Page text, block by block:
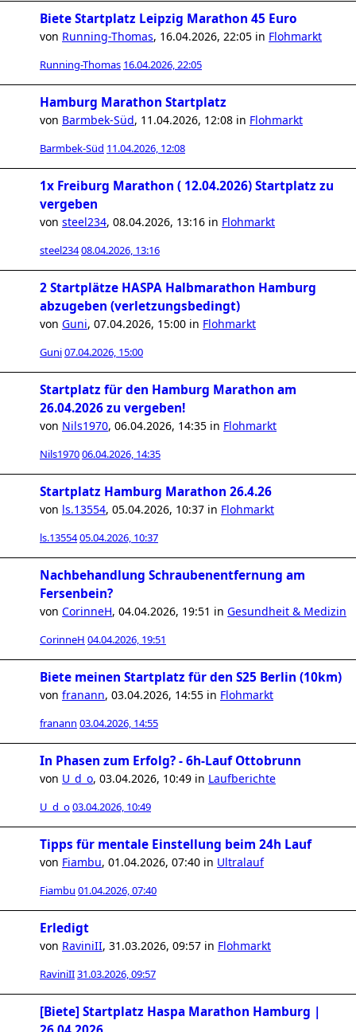
Biete Startplatz Leipzig Marathon 45 Euro
von Running-Thomas, 16.04.2026, 22:05 in Flohmarkt
Running-Thomas 16.04.2026, 22:05
Hamburg Marathon Startplatz
von Barmbek-Süd, 11.04.2026, 12:08 in Flohmarkt
Barmbek-Süd 11.04.2026, 12:08
1x Freiburg Marathon ( 12.04.2026) Startplatz zu
vergeben
von steel234, 08.04.2026, 13:16 in Flohmarkt
steel23408.04.2026, 13:16
2 Startplätze HASPA Halbmarathon Hamburg
abzugeben (verletzungsbedingt)
von Guni, 07.04.2026, 15:00 in Flohmarkt
Guni07.04.2026, 15:00
Startplatz für den Hamburg Marathon am
26.04.2026 zu vergeben!
von Nils1970, 06.04.2026, 14:35 in Flohmarkt
Nils197006.04.2026, 14:35
Startplatz Hamburg Marathon 26.4.26
von ls.13554, 05.04.2026, 10:37 in Flohmarkt
ls.1355405.04.2026, 10:37
Nachbehandlung Schraubenentfernung am
Fersenbein?
von CorinneH, 04.04.2026, 19:51 in Gesundheit & Medizin
CorinneH 04.04.2026, 19:51
Biete meinen Startplatz für den S25 Berlin (10km)
von franann, 03.04.2026, 14:55 in Flohmarkt
franann 03.04.2026, 14:55
In Phasen zum Erfolg? - 6h-Lauf Ottobrunn
von U_d_o, 03.04.2026, 10:49 in Laufberichte
U_d_o03.04.2026, 10:49
Tipps für mentale Einstellung beim 24h Lauf
von Fiambu, 01.04.2026, 07:40 in Ultralauf
Fiambu 01.04.2026, 07:40
Erledigt
von RaviniII, 31.03.2026, 09:57 in Flohmarkt
RaviniII31.03.2026, 09:57
[Biete] Startplatz Haspa Marathon Hamburg |